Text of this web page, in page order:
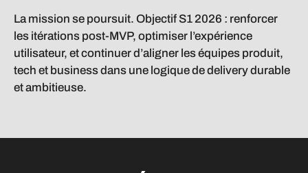
La mission se poursuit. Objectif S1 2026 : renforcer
les itérations post-MVP, optimiser l’expérience
utilisateur, et continuer d’aligner les équipes produit,
tech et business dans une logique de delivery durable
et ambitieuse.